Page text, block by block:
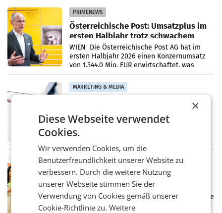
PRIMENEWS
Österreichische Post: Umsatzplus im
ersten Halbjahr trotz schwachem
Briefgeschäft
WIEN Die Österreichische Post AG hat im
ersten Halbjahr 2026 einen Konzernumsatz
von 1.544,0 Mio. EUR erwirtschaftet, was
einem Plus von 3,8 Prozent gegenüber dem
Vergleichszeitraum
MARKETING & MEDIA
UNTERFÖHRING/MAILAND/AMSTERDAM. Der
Frühjahr dank Kostensenkungen operativ
wieder Gewinn gemacht und die
Markterwartung deutlich übertroffen.
RETAIL
Eine Bühne für Zirkularität: ARA und
Müller informieren am POS über
Kreislauffähigkeit
Über den gesamten August hinweg rücken die
Altstoff Recycling Austria AG (ARA) und der
×
Diese Webseite verwendet
Cookies.
Wir verwenden Cookies, um die
Benutzerfreundlichkeit unserer Website zu
verbessern. Durch die weitere Nutzung
unserer Webseite stimmen Sie der
Verwendung von Cookies gemäß unserer
Cookie-Richtlinie zu.Weitere